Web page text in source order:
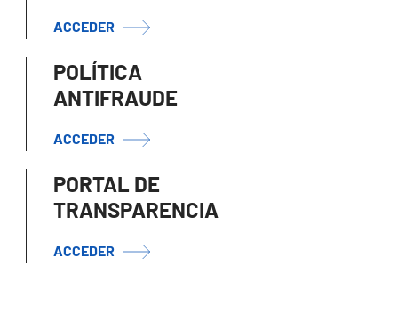
ACCEDER
POLÍTICA
ANTIFRAUDE
ACCEDER
PORTAL DE
TRANSPARENCIA
ACCEDER